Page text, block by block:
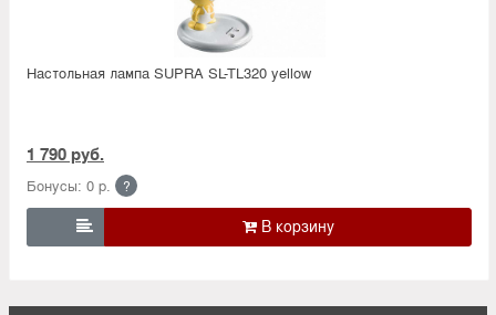
Настольная лампа SUPRA SL-TL320 yellow
1 790 руб.
Бонусы: 0 р. ?
